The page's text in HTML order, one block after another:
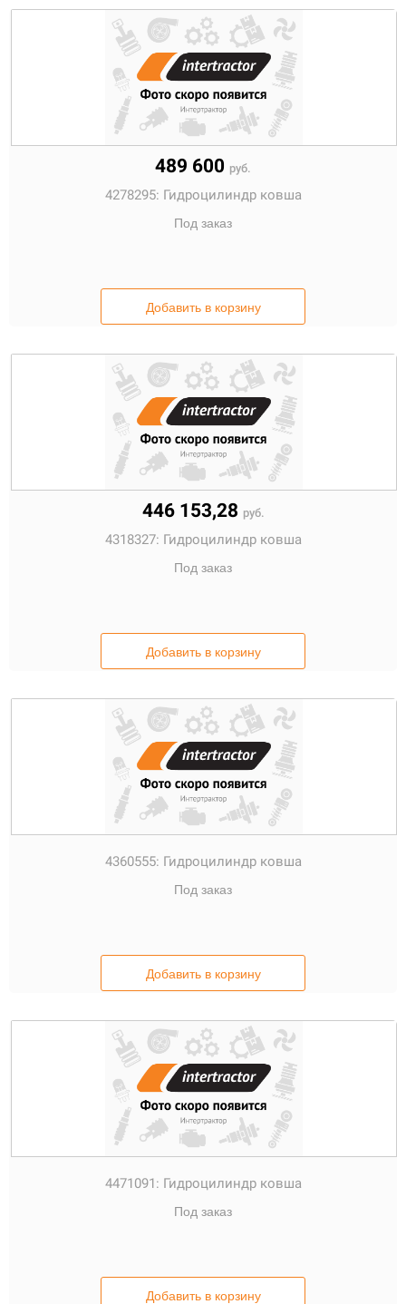
489 600 руб.
4278295: Гидроцилиндр ковша
Под заказ
Добавить в корзину
446 153,28 руб.
4318327: Гидроцилиндр ковша
Под заказ
Добавить в корзину
4360555: Гидроцилиндр ковша
Под заказ
Добавить в корзину
4471091: Гидроцилиндр ковша
Под заказ
Добавить в корзину